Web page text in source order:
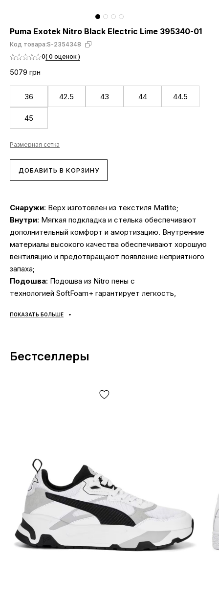
Puma Exotek Nitro Black Electric Lime 395340-01
Код товара:S-2354348
0( 0 оценок )
5079 грн
36 42.5 43 44 44.5
45
Размерная сетка
ДОБАВИТЬ В КОРЗИНУ
Снаружи: Верх изготовлен из текстиля Matlite;
Внутри: Мягкая подкладка и стелька обеспечивают
дополнительный комфорт и амортизацию. Внутренние
материалы высокого качества обеспечивают хорошую
вентиляцию и предотвращают появление неприятного
запаха;
Подошва: Подошва из Nitro пены с
технологией SoftFoam+ гарантирует легкость,
Сезонность: может использоваться в течении всего
— не предусмотрено! Оплата происходит при
товара! Доставка товара занимает 1-3 суток от
момента подтверждения заказа. Товар можно
обменять или вернуть. В случае, если что-то не
подошло — покупатель может абсолютно бесплатно
отказаться от посылки на отделении почты!
*В зависимости от настроек и качества работы
ПОКАЗАТЬ БОЛЬШЕ
Бестселлеры